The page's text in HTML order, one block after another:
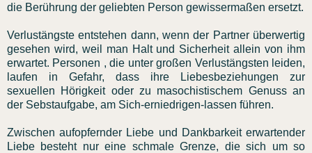
die Berührung der geliebten Person gewissermaßen ersetzt.
Verlustängste entstehen dann, wenn der Partner überwertig
gesehen wird, weil man Halt und Sicherheit allein von ihm
erwartet. Personen , die unter großen Verlustängsten leiden,
laufen in Gefahr, dass ihre Liebesbeziehungen zur
sexuellen Hörigkeit oder zu masochistischem Genuss an
der Sebstaufgabe, am Sich-erniedrigen-lassen führen.
Zwischen aufopfernder Liebe und Dankbarkeit erwartender
Liebe besteht nur eine schmale Grenze, die sich um so